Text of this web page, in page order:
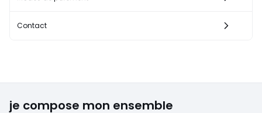
Contact
je compose mon ensemble